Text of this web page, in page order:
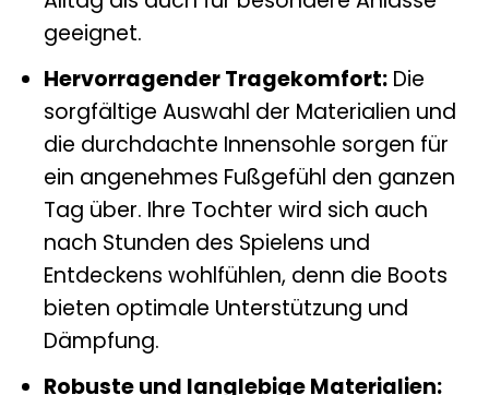
geeignet.
Hervorragender Tragekomfort:Die
sorgfältige Auswahl der Materialien und
die durchdachte Innensohle sorgen für
ein angenehmes Fußgefühl den ganzen
Tag über. Ihre Tochter wird sich auch
nach Stunden des Spielens und
Entdeckens wohlfühlen, denn die Boots
bieten optimale Unterstützung und
Dämpfung.
Robuste und langlebige Materialien: